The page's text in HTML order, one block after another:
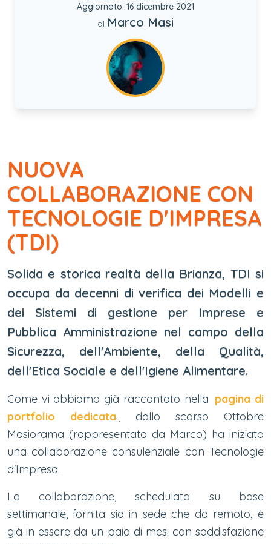
Aggiornato: 16 dicembre 2021
di Marco Masi
NUOVA
COLLABORAZIONE CON
TECNOLOGIE D'IMPRESA
(TDI)
Solida e storica realtà della Brianza, TDI si
occupa da decenni di verifica dei Modelli e
dei Sistemi di gestione per Imprese e
Pubblica Amministrazione nel campo della
Sicurezza, dell'Ambiente, della Qualità,
dell'Etica Sociale e dell'Igiene Alimentare.
Come vi abbiamo già raccontato nella pagina di
portfolio dedicata , dallo scorso Ottobre
Masiorama (rappresentata da Marco) ha iniziato
una collaborazione consulenziale con Tecnologie
d'Impresa.
La collaborazione, schedulata su base
settimanale, fornita sia in sede che da remoto, è
già in essere da un paio di mesi con soddisfazione